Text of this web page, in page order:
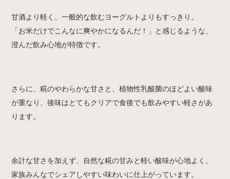
甘酒より軽く、一般的な飲むヨーグルトよりもすっきり。
「お米だけでこんなに爽やかになるんだ！」と感じるような、
澄んだ飲み心地が特徴です。
さらに、糀のやわらかな甘さと、植物性乳酸菌のほどよい酸味
が重なり、後味はとてもクリアで食後でも飲みやすい軽さがあ
ります。
余計な甘さを加えず、自然な糀の甘みと軽い酸味が心地よく、
家族みんなでシェアしやすい味わいに仕上がっています。